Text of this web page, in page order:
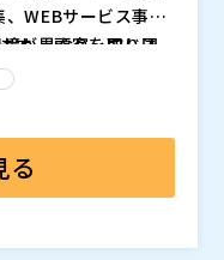
WEBサービス事業
す。 顧客を取り込
であり、モバイルサ
に向上しており、通
る重要な要素です。
が異なり、同じ国
が大きいのが現実で
での大規模検閲シ
、ICP（配信許可
ンテンツのリッチ化
信速度などの問題が
リューションである
る